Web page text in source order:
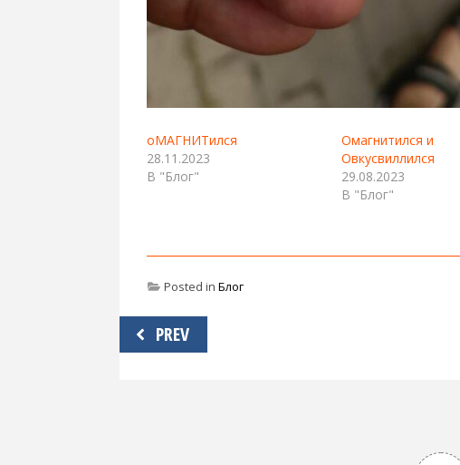
оМАГНИТился
28.11.2023
В "Блог"
Омагнитился и
Овкусвиллился
29.08.2023
В "Блог"
Posted in Блог
Навигация
по
PREV